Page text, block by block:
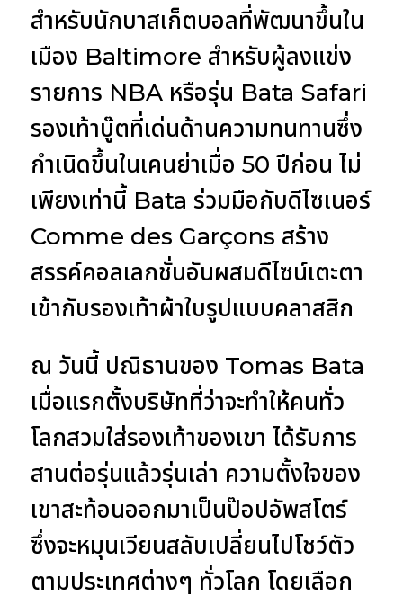
สำหรับนักบาสเก็ตบอลที่พัฒนาขึ้นใน
เมือง Baltimore สำหรับผู้ลงแข่ง
รายการ NBA หรือรุ่น Bata Safari
รองเท้าบู๊ตที่เด่นด้านความทนทานซึ่ง
กำเนิดขึ้นในเคนย่าเมื่อ 50 ปีก่อน ไม่
เพียงเท่านี้ Bata ร่วมมือกับดีไซเนอร์
Comme des Garçons สร้าง
สรรค์คอลเลกชั่นอันผสมดีไซน์เตะตา
เข้ากับรองเท้าผ้าใบรูปแบบคลาสสิก
ณ วันนี้ ปณิธานของ Tomas Bata
เมื่อแรกตั้งบริษัทที่ว่าจะทำให้คนทั่ว
โลกสวมใส่รองเท้าของเขา ได้รับการ
สานต่อรุ่นแล้วรุ่นเล่า ความตั้งใจของ
เขาสะท้อนออกมาเป็นป๊อปอัพสโตร์
ซึ่งจะหมุนเวียนสลับเปลี่ยนไปโชว์ตัว
ตามประเทศต่างๆ ทั่วโลก โดยเลือก